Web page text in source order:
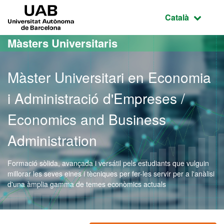
Ves al contingut principal
Ves a la navegació de la pàgina
Idioma
Català
Màsters Universitaris
Màster Universitari en Economia
i Administració d'Empreses /
Economics and Business
Administration
Formació sòlida, avançada i versátil pels estudiants que vulguin
millorar les seves eines i tècniques per fer-les servir per a l'anàlisi
d'una àmplia gamma de temes econòmics actuals